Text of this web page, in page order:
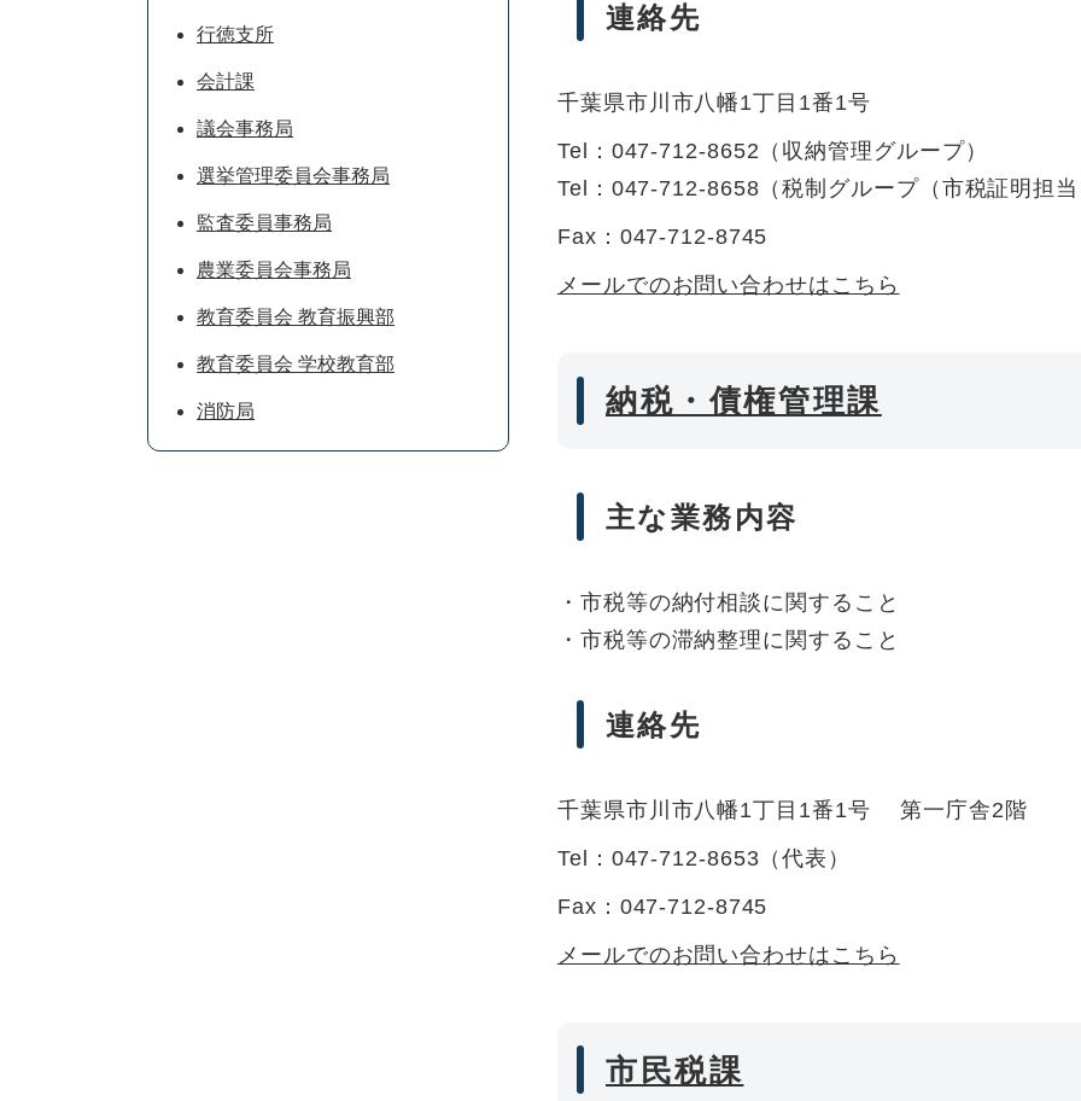
連絡先
千葉県市川市八幡1丁目1番1号
Tel：047-712-8652 （ 収納管理グループ）
Tel：047-712-8658 （税制グループ（市税証明担
Fax：047-712-8745
メールでのお問い合わせはこちら
納税・債権管理課
主な業務内容
・市税等の納付相談に関すること
・市税等の滞納整理に関すること
連絡先
千葉県市川市八幡1丁目1番1号 第一庁舎2階
Tel：047-712-8653 （代表 ）
Fax：047-712-8745
メールでのお問い合わせはこちら
市民税課
行徳支所
会計課
議会事務局
選挙管理委員会事務局
監査委員事務局
農業委員会事務局
教育委員会 教育振興部
教育委員会 学校教育部
消防局